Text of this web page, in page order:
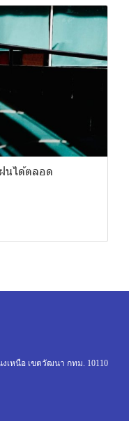
นได้ตลอด
เหนือ เขตวัฒนา กทม. 10110